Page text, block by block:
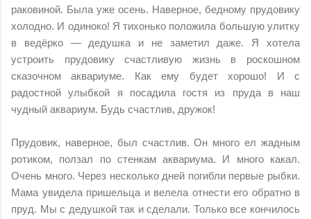
раковиной. Была уже осень. Наверное, бедному прудовику
холодно. И одиноко! Я тихонько положила большую улитку
в ведёрко — дедушка и не заметил даже. Я хотела
устроить прудовику счастливую жизнь в роскошном
сказочном аквариуме. Как ему будет хорошо! И с
радостной улыбкой я посадила гостя из пруда в наш
чудный аквариум. Будь счастлив, дружок!
Прудовик, наверное, был счастлив. Он много ел жадным
ротиком, ползал по стенкам аквариума. И много какал.
Очень много. Через несколько дней погибли первые рыбки.
Мама увидела пришельца и велела отнести его обратно в
пруд. Мы с дедушкой так и сделали. Только все кончилось